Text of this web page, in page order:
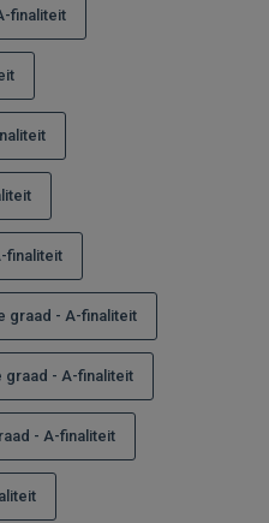
finaliteit
finaliteit
graad - A-finaliteit
graad - A-finaliteit
- A-finaliteit